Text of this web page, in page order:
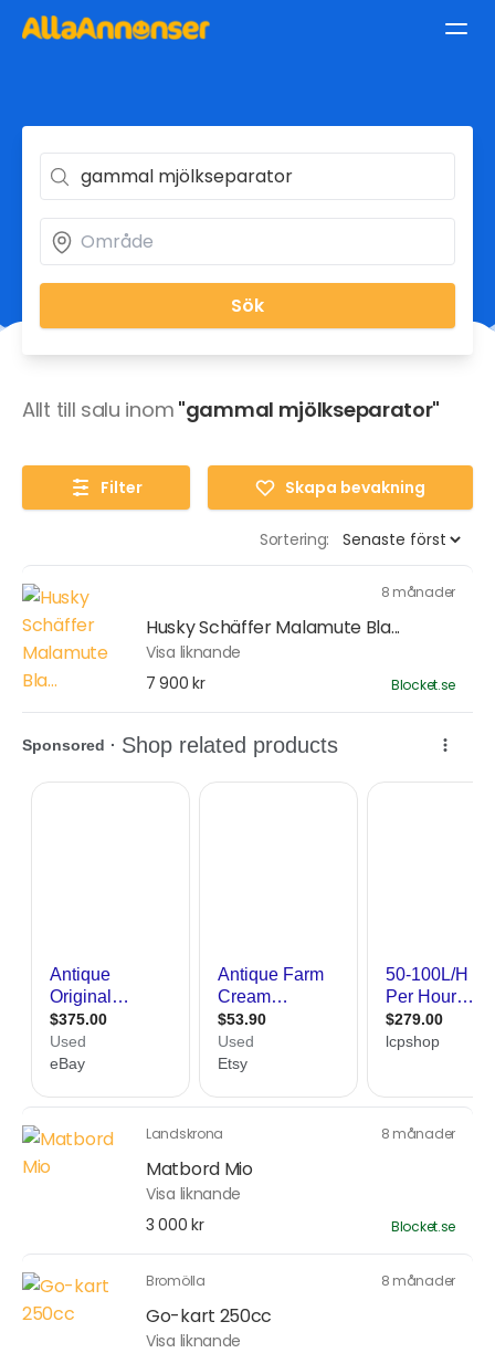
Sök
Allt till salu inom "gammal mjölkseparator"
Filter Skapa bevakning
Sortering:
8 månader
Husky Schäffer Malamute Bla...
Visa liknande
7 900 kr
Blocket.se
Landskrona 8 månader
Matbord Mio
Visa liknande
3 000 kr
Blocket.se
Bromölla 8 månader
Go-kart 250cc
Visa liknande